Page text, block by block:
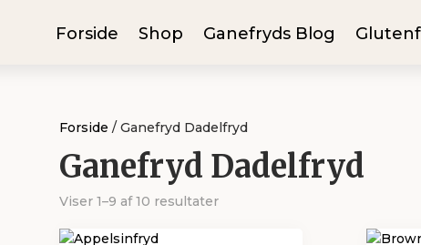
Forside Shop Ganefryds Blog
Forside / Ganefryd Dadelfryd
Ganefryd Dadelfryd
Viser 1–9 af 10 resultater